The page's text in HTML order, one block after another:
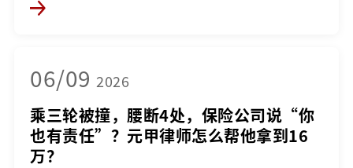
06/09 2026
乘三轮被撞，腰断4处，保险公司说“你
也有责任”？元甲律师怎么帮他拿到16
万？